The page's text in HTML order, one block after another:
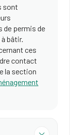
sont
de permis de
bâtir.
ces
contact
la section